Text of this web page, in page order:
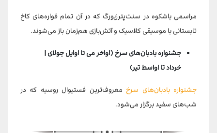
مراسمی باشکوه در سنت‌پترزبورگ که در آن تمام فواره‌های کاخ
تابستانی با موسیقی کلاسیک و آتش‌بازی هم‌زمان باز می‌شوند.
جشنواره بادبان‌های سرخ (اواخر می تا اوایل جولای |
خرداد تا اواسط تیر)
جشنواره بادبان‌های سرخ معروف‌ترین فستیوال روسیه که در
شب‌های سفید برگزار می‌شود.